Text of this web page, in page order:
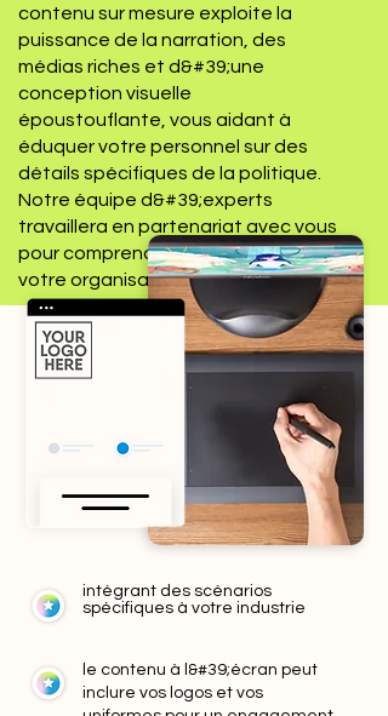
contenu sur mesure exploite la
puissance de la narration, des
médias riches et d&#39;une
conception visuelle
époustouflante, vous aidant à
éduquer votre personnel sur des
détails spécifiques de la politique.
Notre équipe d&#39;experts
travaillera en partenariat avec vous
pour comprendre le secteur de
votre organisation.
intégrant des scénarios
spécifiques à votre industrie
le contenu à l&#39;écran peut
inclure vos logos et vos